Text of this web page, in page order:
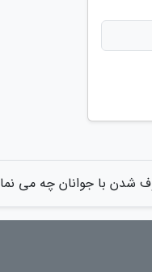
شدن با جوانان چه می